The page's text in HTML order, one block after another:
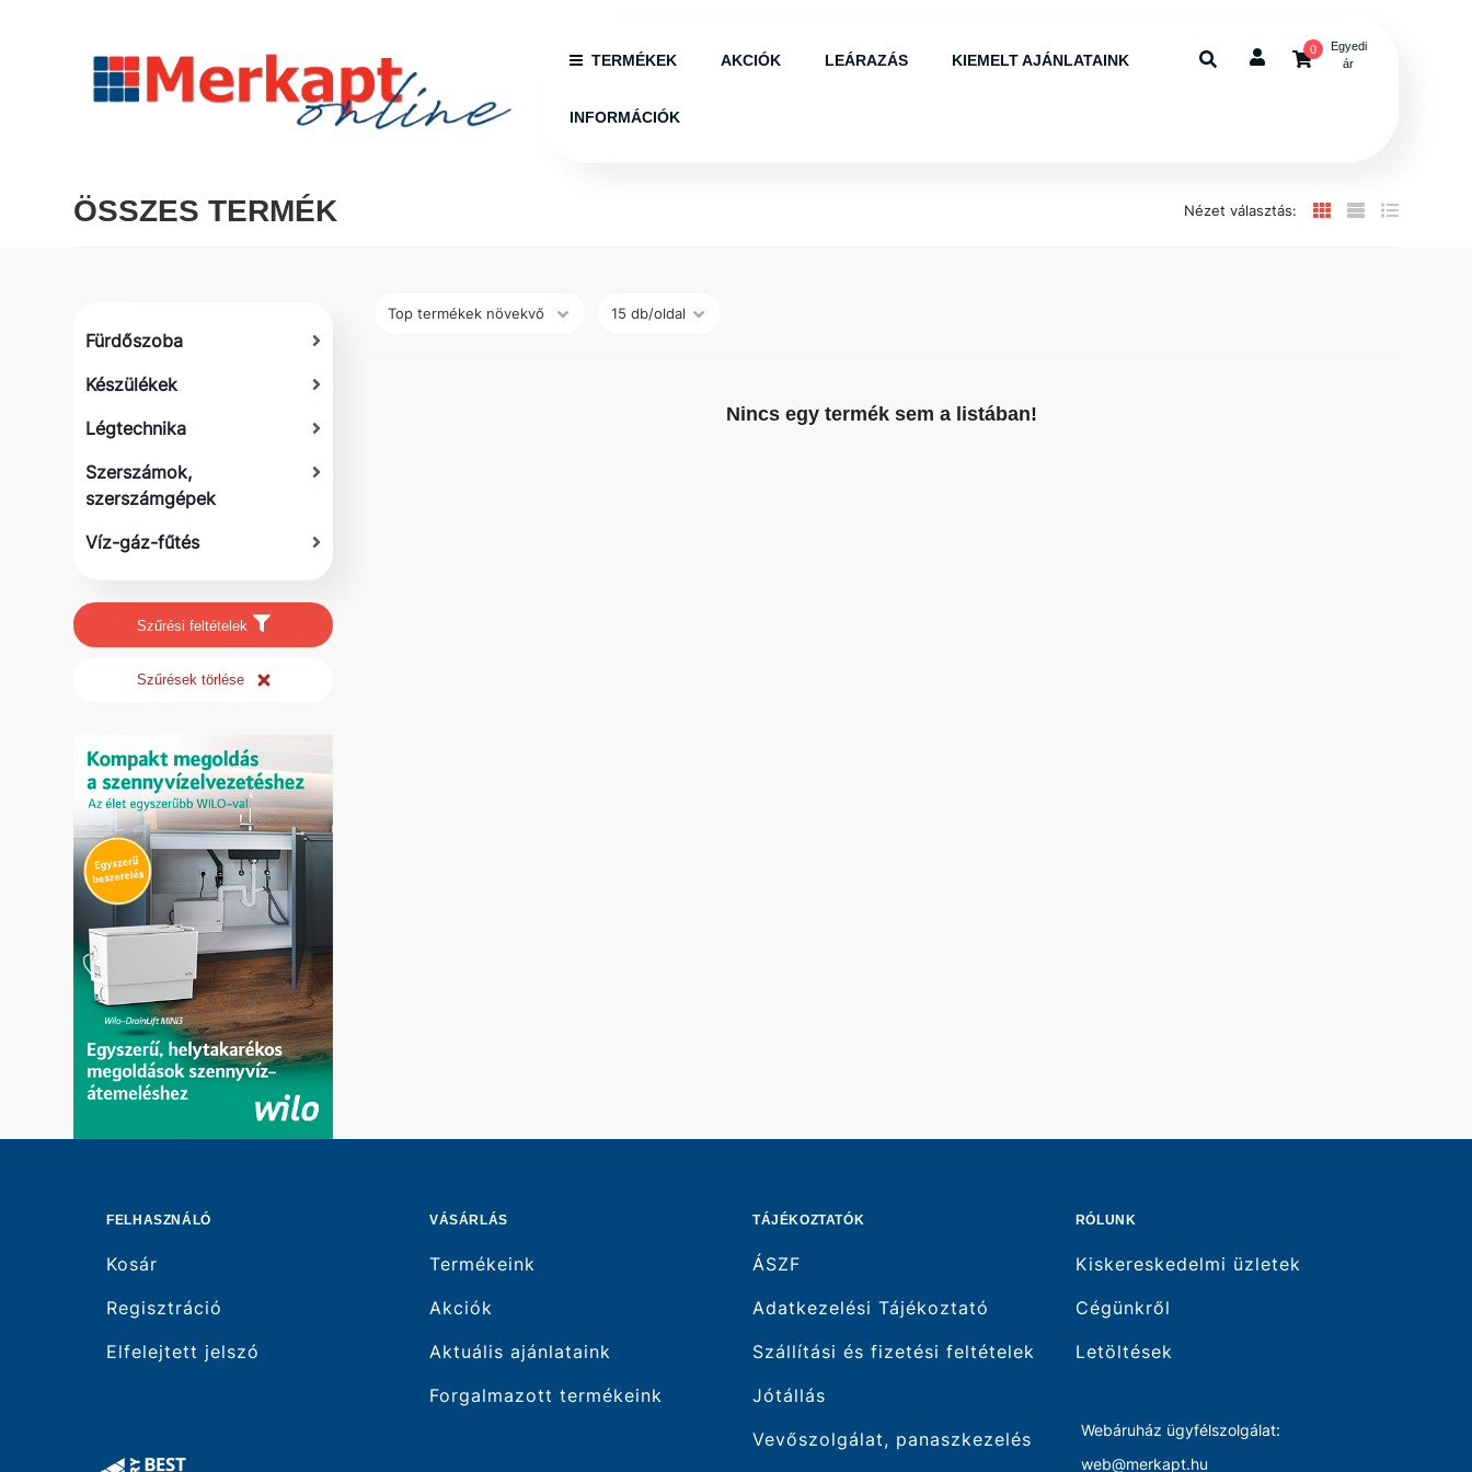
TERMÉKEK AKCIÓK LEÁRAZÁS KIEMELT AJÁNLATAINK
INFORMÁCIÓK
0
Egyedi
ár
ÖSSZES TERMÉK Nézet választás:
Fürdőszoba
Készülékek
Légtechnika
Szerszámok,
szerszámgépek
Víz-gáz-fűtés
Szűrési feltételek
Szűrések törlése
Nincs egy termék sem a listában!
FELHASZNÁLÓ
Kosár
Regisztráció
Elfelejtett jelszó
VÁSÁRLÁS
Termékeink
Akciók
Aktuális ajánlataink
Forgalmazott termékeink
TÁJÉKOZTATÓK
ÁSZF
Adatkezelési Tájékoztató
Szállítási és fizetési feltételek
Jótállás
Vevőszolgálat, panaszkezelés
RÓLUNK
Kiskereskedelmi üzletek
Cégünkről
Letöltések
Webáruház ügyfélszolgálat:
web@merkapt.hu